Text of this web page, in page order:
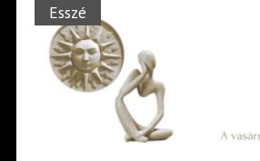
Esszé